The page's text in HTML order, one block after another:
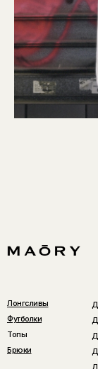
Лонгсливы
Футболки
Топы
Брюки